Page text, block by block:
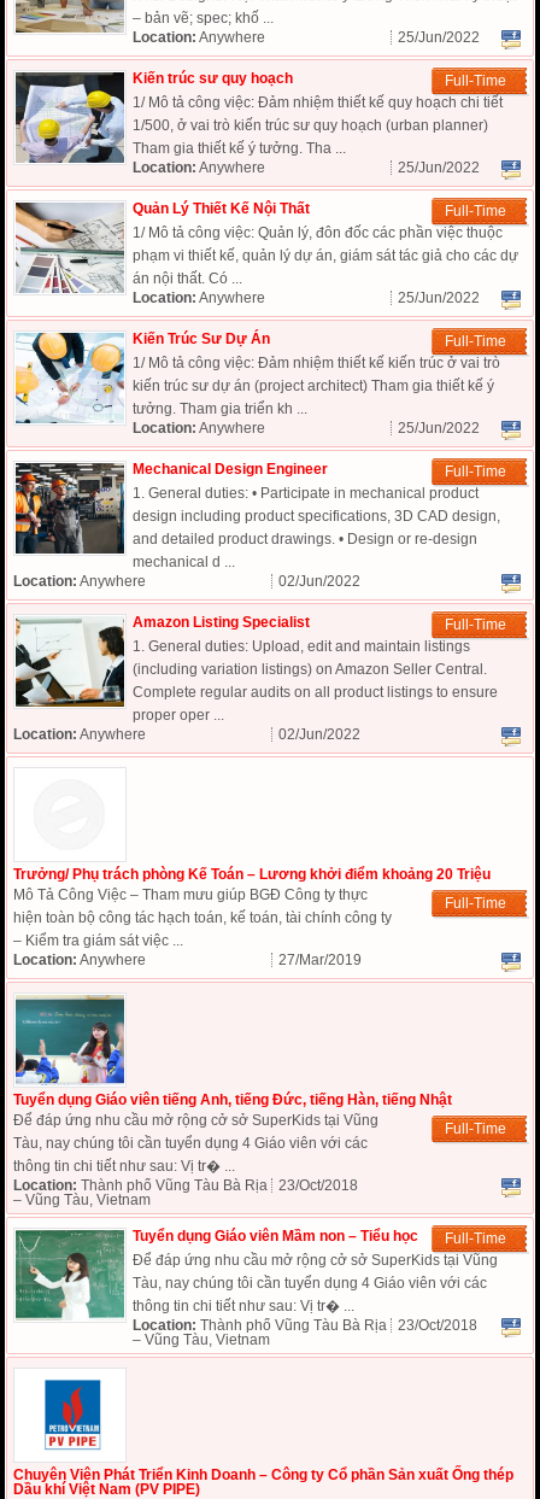
– bản vẽ; spec; khố ...
Location: Anywhere 25/Jun/2022
Kiến trúc sư quy hoạch
Full-Time
1/ Mô tả công việc: Đảm nhiệm thiết kế quy hoạch chi tiết
1/500, ở vai trò kiến trúc sư quy hoạch (urban planner)
Tham gia thiết kế ý tưởng. Tha ...
Location: Anywhere 25/Jun/2022
Quản Lý Thiết Kế Nội Thất
Full-Time
1/ Mô tả công việc: Quản lý, đôn đốc các phần việc thuộc
phạm vi thiết kế, quản lý dự án, giám sát tác giả cho các dự
án nội thất. Có ...
Location: Anywhere 25/Jun/2022
Kiến Trúc Sư Dự Án
Full-Time
1/ Mô tả công việc: Đảm nhiệm thiết kế kiến trúc ở vai trò
kiến trúc sư dự án (project architect) Tham gia thiết kế ý
tưởng. Tham gia triển kh ...
Location: Anywhere 25/Jun/2022
Mechanical Design Engineer
Full-Time
1. General duties: • Participate in mechanical product
design including product specifications, 3D CAD design,
and detailed product drawings. • Design or re-design
mechanical d ...
Location: Anywhere 02/Jun/2022
Amazon Listing Specialist
Full-Time
1. General duties: Upload, edit and maintain listings
(including variation listings) on Amazon Seller Central.
Complete regular audits on all product listings to ensure
proper oper ...
Location: Anywhere 02/Jun/2022
Trưởng/ Phụ trách phòng Kế Toán – Lương khởi điểm khoảng 20 Triệu
Full-Time
Mô Tả Công Việc – Tham mưu giúp BGĐ Công ty thực
hiện toàn bộ công tác hạch toán, kế toán, tài chính công ty
– Kiểm tra giám sát việc ...
Location: Anywhere 27/Mar/2019
Tuyển dụng Giáo viên tiếng Anh, tiếng Đức, tiếng Hàn, tiếng Nhật
Full-Time
Để đáp ứng nhu cầu mở rộng cở sở SuperKids tại Vũng
Tàu, nay chúng tôi cần tuyển dụng 4 Giáo viên với các
thông tin chi tiết như sau: Vị tr� ...
Location: Thành phố Vũng Tàu Bà Rịa
– Vũng Tàu, Vietnam
23/Oct/2018
Tuyển dụng Giáo viên Mầm non – Tiểu học
Full-Time
Để đáp ứng nhu cầu mở rộng cở sở SuperKids tại Vũng
Tàu, nay chúng tôi cần tuyển dụng 4 Giáo viên với các
thông tin chi tiết như sau: Vị tr� ...
Location: Thành phố Vũng Tàu Bà Rịa
– Vũng Tàu, Vietnam
23/Oct/2018
Chuyên Viên Phát Triển Kinh Doanh – Công ty Cổ phần Sản xuất Ống thép
Dầu khí Việt Nam (PV PIPE)